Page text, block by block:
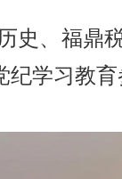
史、福鼎
学习教育